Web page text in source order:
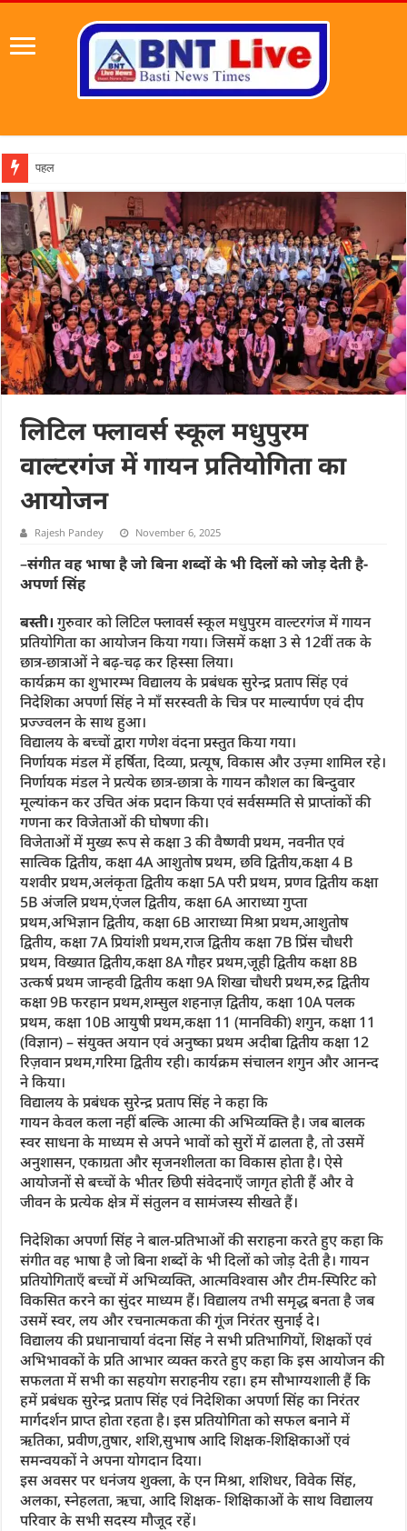
पहल संस्थापक की पहल से 1,000 और महिलाओं
लिटिल फ्लावर्स स्कूल मधुपुरम
वाल्टरगंज में गायन प्रतियोगिता का
आयोजन
Rajesh Pandey November 6, 2025
–संगीत वह भाषा है जो बिना शब्दों के भी दिलों को जोड़ देती है-
अपर्णा सिंह
बस्ती। गुरुवार को लिटिल फ्लावर्स स्कूल मधुपुरम वाल्टरगंज में गायन
प्रतियोगिता का आयोजन किया गया। जिसमें कक्षा 3 से 12वीं तक के
छात्र-छात्राओं ने बढ़‌-चढ़ कर हिस्सा लिया।
कार्यक्रम का शुभारम्भ विद्यालय के प्रबंधक सुरेन्द्र प्रताप सिंह एवं
निदेशिका अपर्णा सिंह ने माँ सरस्वती के चित्र पर माल्यार्पण एवं दीप
प्रज्ज्वलन के साथ हुआ।
विद्यालय के बच्चों द्वारा गणेश वंदना प्रस्तुत किया गया।
निर्णायक मंडल में हर्षिता, दिव्या, प्रत्यूष, विकास और उज़्मा शामिल रहे।
निर्णायक मंडल ने प्रत्येक छात्र-छात्रा के गायन कौशल का बिन्दुवार
मूल्यांकन कर उचित अंक प्रदान किया एवं सर्वसम्मति से प्राप्तांकों की
गणना कर विजेताओं की घोषणा की।
विजेताओं में मुख्य रूप से कक्षा 3 की वैष्णवी प्रथम, नवनीत एवं
सात्विक द्वितीय, कक्षा 4A आशुतोष प्रथम, छवि द्वितीय,कक्षा 4 B
यशवीर प्रथम,अलंकृता द्वितीय कक्षा 5A परी प्रथम, प्रणव द्वितीय कक्षा
5B अंजलि प्रथम,एंजल द्वितीय, कक्षा 6A आराध्या गुप्ता
प्रथम,अभिज्ञान द्वितीय, कक्षा 6B आराध्या मिश्रा प्रथम,आशुतोष
द्वितीय, कक्षा 7A प्रियांशी प्रथम,राज द्वितीय कक्षा 7B प्रिंस चौधरी
प्रथम, विख्यात द्वितीय,कक्षा 8A गौहर प्रथम,जूही द्वितीय कक्षा 8B
उत्कर्ष प्रथम जान्हवी द्वितीय कक्षा 9A शिखा चौधरी प्रथम,रुद्र द्वितीय
कक्षा 9B फरहान प्रथम,शम्सुल शहनाज़ द्वितीय, कक्षा 10A पलक
प्रथम, कक्षा 10B आयुषी प्रथम,कक्षा 11 (मानविकी) शगुन, कक्षा 11
(विज्ञान) – संयुक्त अयान एवं अनुष्का प्रथम अदीबा द्वितीय कक्षा 12
रिज़वान प्रथम,गरिमा द्वितीय रही। कार्यक्रम संचालन शगुन और आनन्द
ने किया।
विद्यालय के प्रबंधक सुरेन्द्र प्रताप सिंह ने कहा कि
गायन केवल कला नहीं बल्कि आत्मा की अभिव्यक्ति है। जब बालक
स्वर साधना के माध्यम से अपने भावों को सुरों में ढालता है, तो उसमें
अनुशासन, एकाग्रता और सृजनशीलता का विकास होता है। ऐसे
आयोजनों से बच्चों के भीतर छिपी संवेदनाएँ जागृत होती हैं और वे
जीवन के प्रत्येक क्षेत्र में संतुलन व सामंजस्य सीखते हैं।
निदेशिका अपर्णा सिंह ने बाल-प्रतिभाओं की सराहना करते हुए कहा कि
संगीत वह भाषा है जो बिना शब्दों के भी दिलों को जोड़ देती है। गायन
प्रतियोगिताएँ बच्चों में अभिव्यक्ति, आत्मविश्वास और टीम-स्पिरिट को
विकसित करने का सुंदर माध्यम हैं। विद्यालय तभी समृद्ध बनता है जब
उसमें स्वर, लय और रचनात्मकता की गूंज निरंतर सुनाई दे।
विद्यालय की प्रधानाचार्या वंदना सिंह ने सभी प्रतिभागियों, शिक्षकों एवं
अभिभावकों के प्रति आभार व्यक्त करते हुए कहा कि इस आयोजन की
सफलता में सभी का सहयोग सराहनीय रहा। हम सौभाग्यशाली हैं कि
हमें प्रबंधक सुरेन्द्र प्रताप सिंह एवं निदेशिका अपर्णा सिंह का निरंतर
मार्गदर्शन प्राप्त होता रहता है। इस प्रतियोगिता को सफल बनाने में
ऋतिका, प्रवीण,तुषार, शशि,सुभाष आदि शिक्षक-शिक्षिकाओं एवं
समन्वयकों ने अपना योगदान दिया।
इस अवसर पर धनंजय शुक्ला, के एन मिश्रा, शशिधर, विवेक सिंह,
अलका, स्नेहलता, ऋचा, आदि शिक्षक- शिक्षिकाओं के साथ विद्यालय
परिवार के सभी सदस्य मौजूद रहें।